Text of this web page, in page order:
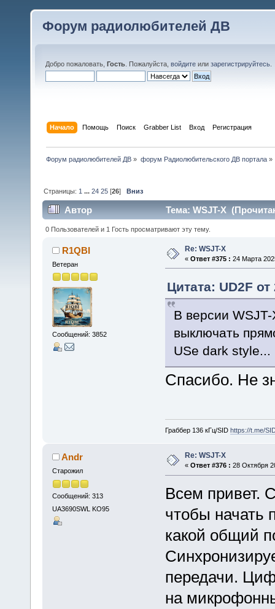
Форум радиолюбителей ДВ
Добро пожаловать, Гость . Пожалуйста, войдите или зарегистрируйтесь
Начало Помощь Поиск Grabber List Вход Регистрация
Форум радиолюбителей ДВ » форум Радиолюбительского ДВ портала»
Страницы: 1 ...24 25 [26]Вниз
Автор Тема: WSJT-X
0 Пользователей и 1 Гость просматривают эту тему.
R1QBI
Ветеран
Сообщений: 3852
Re: WSJT-X
« Ответ #375 : 24 Марта
Цитата: UD2F
В версии
выключать
USe dark style...
Спасибо. Не
Граббер 136 кГц/SID https://t.me/
Andr
Старожил
Сообщений: 313
UA3690SWL KO95
Re: WSJT-X
« Ответ #376 : 28 Октября
Всем привет.
чтобы начать
какой общий
передачи.
на